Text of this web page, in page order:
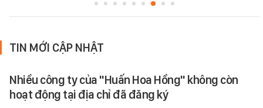
TIN MỚI CẬP NHẬT
Nhiều công ty của "Huấn Hoa Hồng" không còn
hoạt động tại địa chỉ đã đăng ký